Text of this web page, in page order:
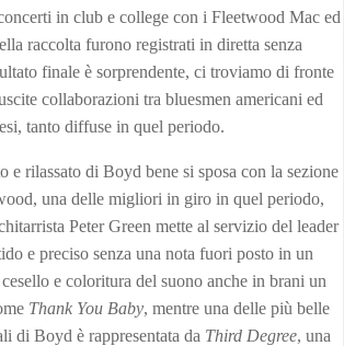
in club e college con i Fleetwood Mac ed
raccolta furono registrati in diretta senza
finale è sorprendente, ci troviamo di fronte
collaborazioni tra bluesmen americani ed
tanto diffuse in quel periodo.
e rilassato di Boyd bene si sposa con la sezione
una delle migliori in giro in quel periodo,
Peter Green mette al servizio del leader
e preciso senza una nota fuori posto in un
e coloritura del suono anche in brani un
Thank You Baby, mentre una delle più belle
di Boyd è rappresentata da Third Degree, una